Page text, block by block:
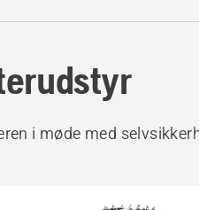
i møde med